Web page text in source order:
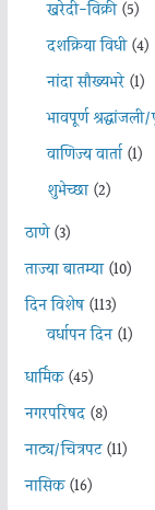
खरेदी-विक्री(5)
दशक्रिया विधी(4)
नांदा सौख्यभरे(1)
भावपूर्ण
वाणिज्य वार्ता(1)
शुभेच्छा(2)
ठाणे(3)
ताज्या बातम्या(10)
दिन विशेष(113)
वर्धापन दिन(1)
धार्मिक(45)
नगरपरिषद(8)
नाट्य/चित्रपट(11)
नासिक(16)